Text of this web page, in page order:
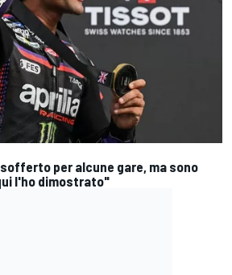
sofferto per alcune gare, ma sono
l'ho dimostrato"